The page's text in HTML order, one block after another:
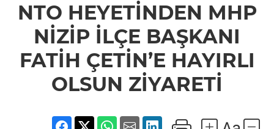
İLÇE
BAŞKANI
ÇETİN’E
HAYIRLI
OLSUN
ZİYARETİ
NTO HEYETİNDEN MHP
NİZİP İLÇE BAŞKANI
FATİH ÇETİN’E HAYIRLI
OLSUN ZİYARETİ